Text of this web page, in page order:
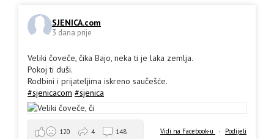
SJENICA.com
3 dana prije
Veliki čoveče, čika Bajo, neka ti je laka zemlja.
Pokoj ti duši.
Rodbini i prijateljima iskreno saučešće.
#sjenicacom #sjenica
Vidi na Facebook-u · Podijeli
120 4 148